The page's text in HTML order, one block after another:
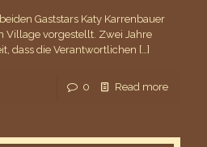
Gaststars Katy Karrenbauer
Village vorgestellt. Zwei Jahre
dass die Verantwortlichen […]
0 Read more